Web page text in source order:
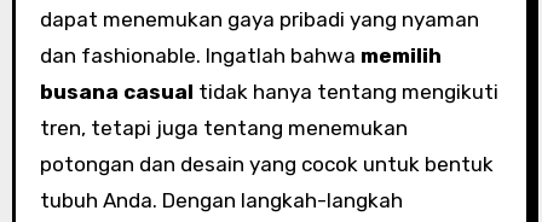
dapat menemukan gaya pribadi yang nyaman
dan fashionable. Ingatlah bahwa memilih
busana casual tidak hanya tentang mengikuti
tren, tetapi juga tentang menemukan
potongan dan desain yang cocok untuk bentuk
tubuh Anda. Dengan langkah-langkah